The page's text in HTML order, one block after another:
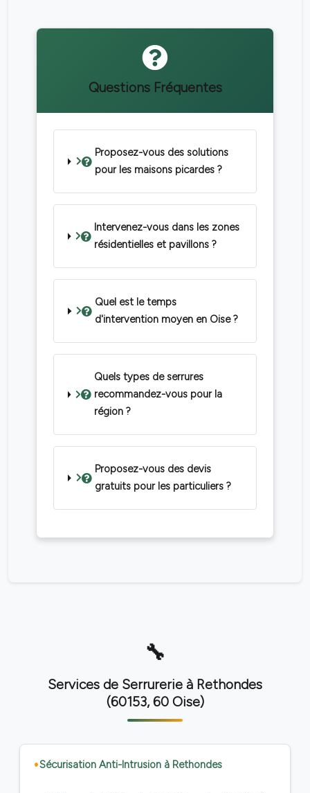
Questions Fréquentes
Proposez-vous des solutions
pour les maisons picardes ?
Intervenez-vous dans les zones
résidentielles et pavillons ?
Quel est le temps
d'intervention moyen en Oise ?
Quels types de serrures
recommandez-vous pour la
région ?
Proposez-vous des devis
gratuits pour les particuliers ?
Services de Serrurerie à Rethondes
(60153, 60 Oise)
Sécurisation Anti-Intrusion à Rethondes